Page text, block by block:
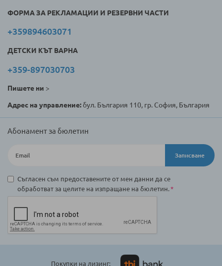
ФОРМА ЗА РЕКЛАМАЦИИ И РЕЗЕРВНИ ЧАСТИ
+359894603071
ДЕТСКИ КЪТ ВАРНА
+359-897030703
Пишете ни >
Адрес на управление:бул. България 110, гр. София, България
Абонамент за бюлетин
Записване
Съгласен съм предоставените от мен данни да се
обработват за целите на изпращане на бюлетин.
Покупки на лизинг: